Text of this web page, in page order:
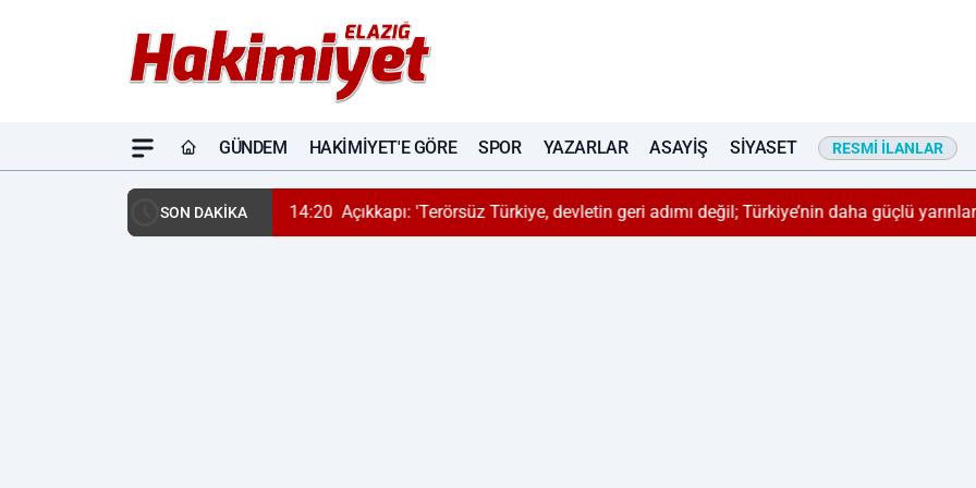
GÜNDEM HAKIMIYET'E GÖRE SPOR YAZARLAR ASAYIŞ SIYASET RESMI İLANLAR
SON DAKİKA 14:20 Açıkkapı: 'Terörsüz Türkiye, devletin geri adımı değil; Türkiye’nin daha güçlü